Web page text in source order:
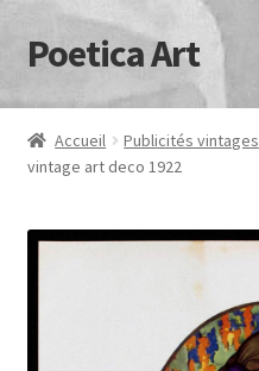
Aller
à
la
navigation
Aller
au
contenu
Poetica Art
Accueil Publicités vintages
vintage art deco 1922